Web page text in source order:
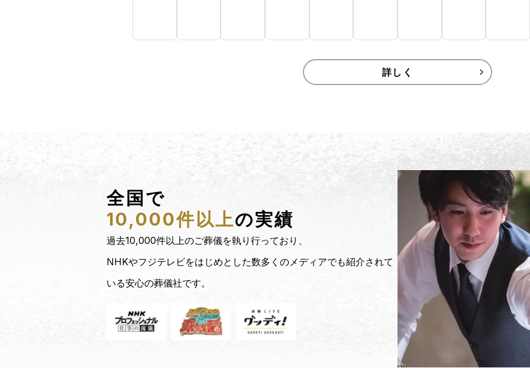
詳しく
全国で
10,000件以上の実績
過去10,000件以上のご葬儀を執り行っており、
NHKやフジテレビをはじめとした数多くのメディアでも紹介されて
いる安心の葬儀社です。